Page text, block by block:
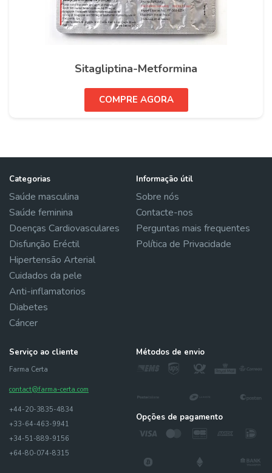
Sitagliptina-Metformina
COMPRE AGORA
Categorias
Saúde masculina
Saúde feminina
Doenças Cardiovasculares
Disfunção Eréctil
Hipertensão Arterial
Cuidados da pele
Anti-inflamatorios
Diabetes
Cáncer
Informação útil
Sobre nós
Contacte-nos
Perguntas mais frequentes
Política de Privacidade
Serviço ao cliente
Farma Certa
contact@farma-certa.com
+44-20-3835-4834
+33-64-463-9941
+34-51-889-9156
+64-80-074-8315
Métodos de envio
Opções de pagamento